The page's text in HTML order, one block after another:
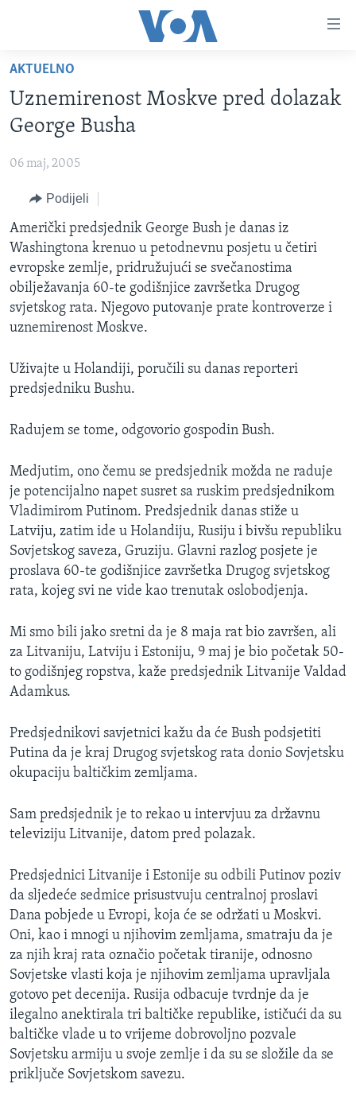
glavni
sadržaj
Pređi
na
glavnu
navigaciju
pretragu
FOTOGRAFIJE DANA
VIJESTI
SJEDINJENE AMERIČKE DRŽAVE
BOSNA I HERCEGOVINA
SVIJET
NAUKA I TEHNOLOGIJA
SPECIJALNI PROJEKTI
KORUPCIJA
SLOBODA MEDIJA
ŽENSKA STRANA
MAGAZIN
O GLASU AMERIKE
Learning English
PRATITE NAS
Jezici
AKTUELNO
Uznemirenost Moskve pred dolazak
George Busha
06 maj, 2005
Podijeli
Američki predsjednik George Bush je danas iz
Washingtona krenuo u petodnevnu posjetu u četiri
evropske zemlje, pridružujući se svečanostima
obilježavanja 60-te godišnjice završetka Drugog
svjetskog rata. Njegovo putovanje prate kontroverze i
uznemirenost Moskve.
Uživajte u Holandiji, poručili su danas reporteri
predsjedniku Bushu.
Radujem se tome, odgovorio gospodin Bush.
Medjutim, ono čemu se predsjednik možda ne raduje
je potencijalno napet susret sa ruskim predsjednikom
Vladimirom Putinom. Predsjednik danas stiže u
Latviju, zatim ide u Holandiju, Rusiju i bivšu republiku
Sovjetskog saveza, Gruziju. Glavni razlog posjete je
proslava 60-te godišnjice završetka Drugog svjetskog
rata, kojeg svi ne vide kao trenutak oslobodjenja.
Mi smo bili jako sretni da je 8 maja rat bio završen, ali
za Litvaniju, Latviju i Estoniju, 9 maj je bio početak 50-
to godišnjeg ropstva, kaže predsjednik Litvanije Valdad
Adamkus.
Predsjednikovi savjetnici kažu da će Bush podsjetiti
Putina da je kraj Drugog svjetskog rata donio Sovjetsku
okupaciju baltičkim zemljama.
Sam predsjednik je to rekao u intervjuu za državnu
televiziju Litvanije, datom pred polazak.
Predsjednici Litvanije i Estonije su odbili Putinov poziv
da sljedeće sedmice prisustvuju centralnoj proslavi
Dana pobjede u Evropi, koja će se održati u Moskvi.
Oni, kao i mnogi u njihovim zemljama, smatraju da je
za njih kraj rata označio početak tiranije, odnosno
Sovjetske vlasti koja je njihovim zemljama upravljala
gotovo pet decenija. Rusija odbacuje tvrdnje da je
ilegalno anektirala tri baltičke republike, ističući da su
baltičke vlade u to vrijeme dobrovoljno pozvale
Sovjetsku armiju u svoje zemlje i da su se složile da se
priključe Sovjetskom savezu.